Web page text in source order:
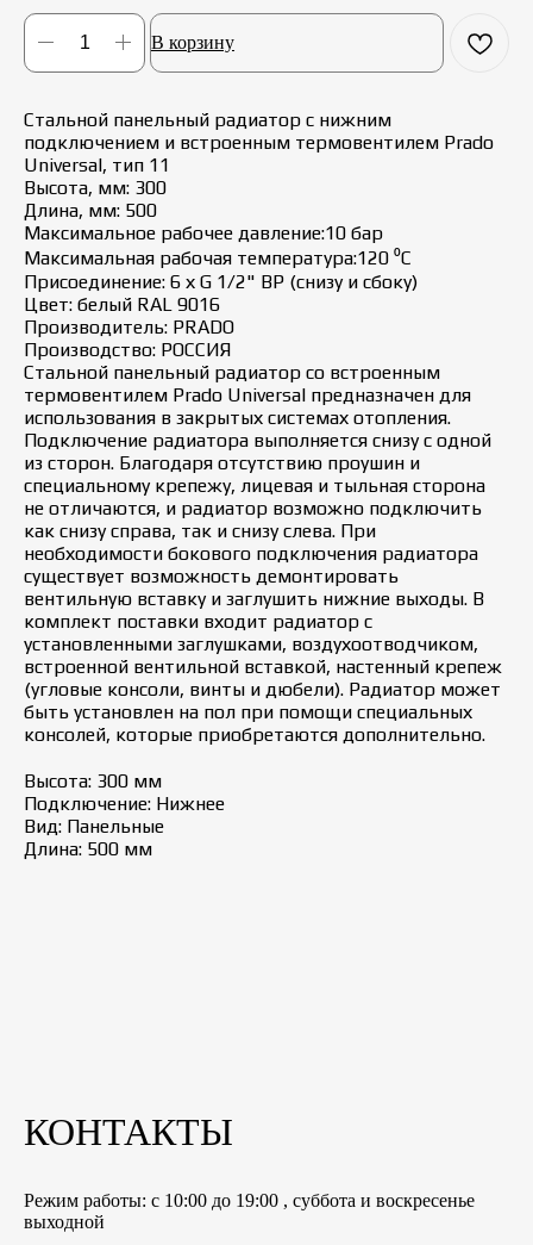
В корзину
Стальной панельный радиатор с нижним
подключением и встроенным термовентилем Prado
Universal, тип 11
Высота, мм: 300
Длина, мм: 500
Максимальное рабочее давление:10 бар
Максимальная рабочая температура:120 ⁰С
Присоединение: 6 х G 1/2" ВР (снизу и сбоку)
Цвет: белый RAL 9016
Производитель: PRADO
Производство: РОССИЯ
Стальной панельный радиатор со встроенным
термовентилем Prado Universal предназначен для
использования в закрытых системах отопления.
Подключение радиатора выполняется снизу с одной
из сторон. Благодаря отсутствию проушин и
специальному крепежу, лицевая и тыльная сторона
не отличаются, и радиатор возможно подключить
как снизу справа, так и снизу слева. При
необходимости бокового подключения радиатора
существует возможность демонтировать
вентильную вставку и заглушить нижние выходы. В
комплект поставки входит радиатор с
установленными заглушками, воздухоотводчиком,
встроенной вентильной вставкой, настенный крепеж
(угловые консоли, винты и дюбели). Радиатор может
быть установлен на пол при помощи специальных
консолей, которые приобретаются дополнительно.
Высота: 300 мм
Подключение: Нижнее
Вид: Панельные
Длина: 500 мм
КОНТАКТЫ
Режим работы: с 10:00 до 19:00 , суббота и воскресенье
выходной